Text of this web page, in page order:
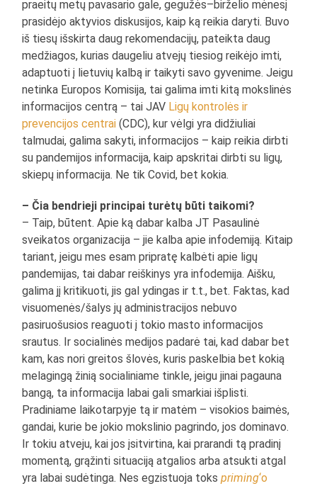
praeitų metų pavasario gale, gegužės–birželio mėnesį
prasidėjo aktyvios diskusijos, kaip ką reikia daryti. Buvo
iš tiesų išskirta daug rekomendacijų, pateikta daug
medžiagos, kurias daugeliu atvejų tiesiog reikėjo imti,
adaptuoti į lietuvių kalbą ir taikyti savo gyvenime. Jeigu
netinka Europos Komisija, tai galima imti kitą mokslinės
informacijos centrą – tai JAV Ligų kontrolės ir
prevencijos centrai (CDC), kur vėlgi yra didžiuliai
talmudai, galima sakyti, informacijos – kaip reikia dirbti
su pandemijos informacija, kaip apskritai dirbti su ligų,
skiepų informacija. Ne tik Covid, bet kokia.
– Čia bendrieji principai turėtų būti taikomi?
– Taip, būtent. Apie ką dabar kalba JT Pasaulinė
sveikatos organizacija – jie kalba apie infodemiją. Kitaip
tariant, jeigu mes esam pripratę kalbėti apie ligų
pandemijas, tai dabar reiškinys yra infodemija. Aišku,
galima jį kritikuoti, jis gal ydingas ir t.t., bet. Faktas, kad
visuomenės/šalys jų administracijos nebuvo
pasiruošusios reaguoti į tokio masto informacijos
srautus. Ir socialinės medijos padarė tai, kad dabar bet
kam, kas nori greitos šlovės, kuris paskelbia bet kokią
melagingą žinią socialiniame tinkle, jeigu jinai pagauna
bangą, ta informacija labai gali smarkiai išplisti.
Pradiniame laikotarpyje tą ir matėm – visokios baimės,
gandai, kurie be jokio mokslinio pagrindo, jos dominavo.
Ir tokiu atveju, kai jos įsitvirtina, kai prarandi tą pradinį
momentą, grąžinti situaciją atgalios arba atsukti atgal
yra labai sudėtinga. Nes egzistuoja tokspriming‘o